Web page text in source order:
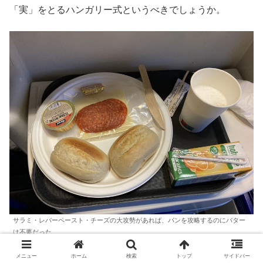
「実」をとるハンガリー式というべきでしょうか。
サラミ・レバーペースト・チーズの大攻勢があれば、パンを攻略するのにバター
は不要だった。
メニュー ホーム 検索 トップ サイドバー